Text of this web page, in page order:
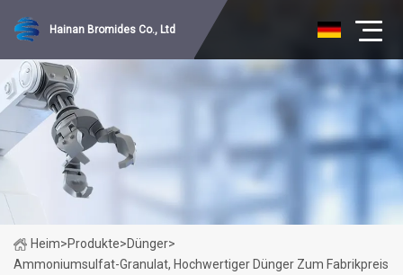
Hainan Bromides Co., Ltd
Heim>Produkte>Dünger>
Ammoniumsulfat-Granulat, Hochwertiger Dünger Zum Fabrikpreis